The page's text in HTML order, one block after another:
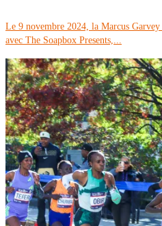
Le 9 novembre 2024, la Marcus
avec The Soapbox Presents,...